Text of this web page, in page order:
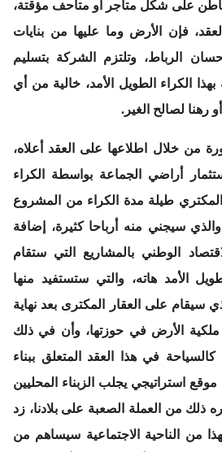
على شكل متاجر أو متاحف مؤقتة،
فإن الأرض وما عليها من بنايات
الرباط، وتلتزم الشركة بتسليم
بهذا الكراء الطويل الأمد، خالية من أي
رهنا لصالح الغير.
من خلال اطلاعها على العقد أعلاه،
أراضي الجماعة بواسطة الكراء
المكتري طيلة مدة الكراء من المشروع
سيجني منه أرباحا كثيرة، إضافة
الوطني بالمشاريع التي ستقام
الأمد هاته، والتي ستستفيد منها
سيقام على العقار المكترى بعد نهاية
ملكية الأرض في حوزتها، وأن في ذلك
في هذا العقد المتعلق ببناء
استراتيجي يجلب الزبناء المحليين
ذلك من العملة الصعبة على بلادنا، زد
من الناحية الاجتماعية سيساهم من